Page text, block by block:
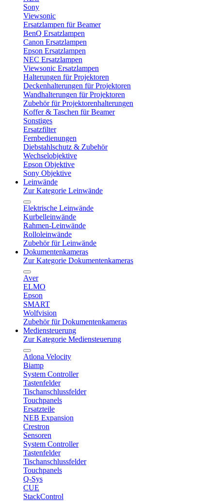
Sony
Viewsonic
Ersatzlampen für Beamer
BenQ Ersatzlampen
Canon Ersatzlampen
Epson Ersatzlampen
NEC Ersatzlampen
Viewsonic Ersatzlampen
Halterungen für Projektoren
Deckenhalterungen für Projektoren
Wandhalterungen für Projektoren
Zubehör für Projektorenhalterungen
Koffer & Taschen für Beamer
Sonstiges
Ersatzfilter
Fernbedienungen
Diebstahlschutz & Zubehör
Wechselobjektive
Epson Objektive
Sony Objektive
Leinwände
Zur Kategorie Leinwände
Elektrische Leinwände
Kurbelleinwände
Rahmen-Leinwände
Rolloleinwände
Zubehör für Leinwände
Dokumentenkameras
Zur Kategorie Dokumentenkameras
Aver
ELMO
Epson
SMART
Wolfvision
Zubehör für Dokumentenkameras
Mediensteuerung
Zur Kategorie Mediensteuerung
Atlona Velocity
Biamp
System Controller
Tastenfelder
Tischanschlussfelder
Touchpanels
Ersatzteile
NEB Expansion
Crestron
Sensoren
System Controller
Tastenfelder
Tischanschlussfelder
Touchpanels
Q-Sys
CUE
StackControl